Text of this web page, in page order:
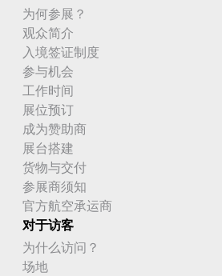
为何参展？
观众简介
入境签证制度
参与机会
工作时间
展位预订
成为赞助商
展台搭建
货物与交付
参展商须知
官方航空承运商
对于访客
为什么访问？
场地